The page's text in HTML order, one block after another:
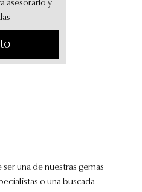
asesorarlo y
una de nuestras gemas
o una buscada